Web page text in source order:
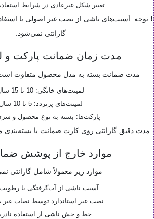
تغییر شکل غیرعادی در شرایط
❗ توجه: آسیب‌های ناشی از نصب غیر اصولی یا
گارانتی نمی‌شود.
مدت زمان ضمانت پارکت و
مدت ضمانت بسته به مدل محصول متفاوت
لمینت‌های خانگی: 10 تا 15 سال
لمینت‌های پرتردد: 5 تا 10 سال
پارکت‌ها: بسته به نوع محصول و
مدت دقیق گارانتی روی کارت ضمانت یا
موارد خارج از پوشش
موارد زیر معمولاً شامل گارانتی
آسیب ناشی از آب‌گرفتگی یا
نصب غیر استاندارد توسط نصاب
خط و خش ناشی از استفاده